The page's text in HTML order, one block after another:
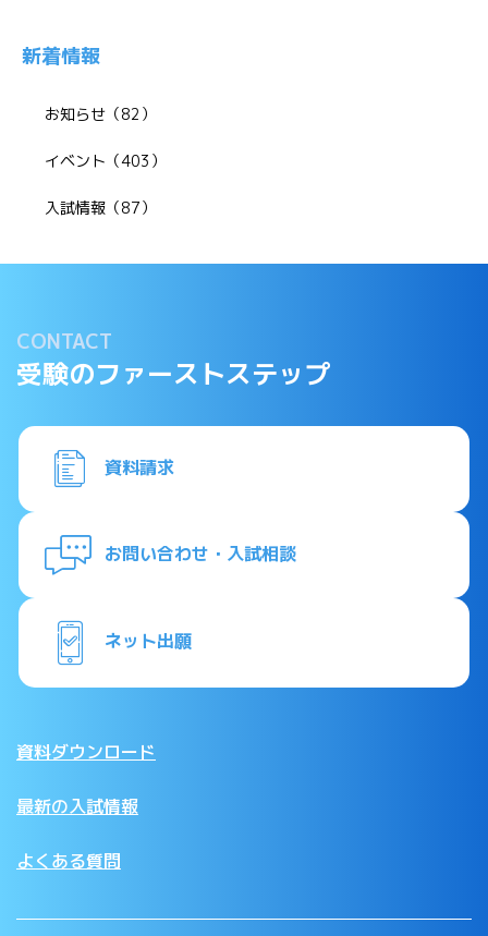
新着情報
お知らせ（82）
イベント（403）
入試情報（87）
CONTACT
受験のファーストステップ
資料請求
お問い合わせ・入試相談
ネット出願
資料ダウンロード
最新の入試情報
よくある質問